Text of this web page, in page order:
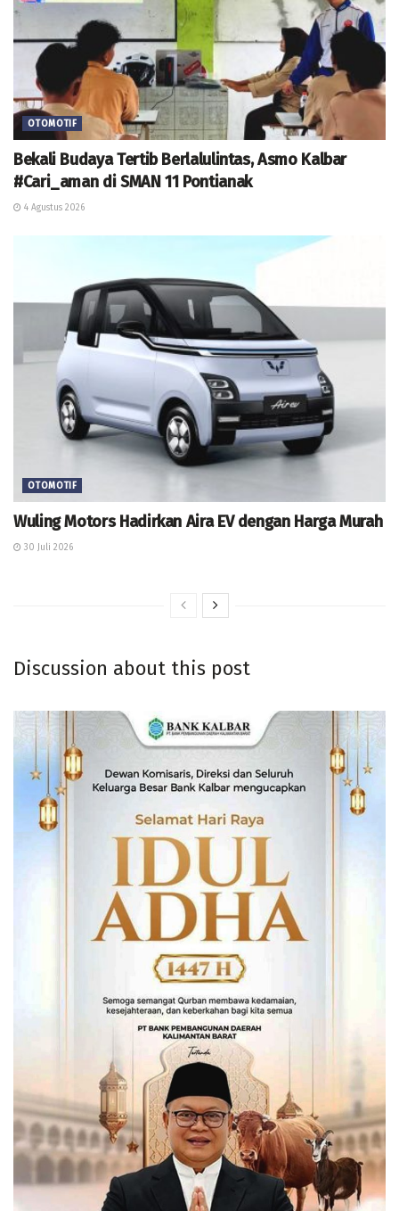
OTOMOTIF
Bekali Budaya Tertib Berlalulintas, Asmo Kalbar
#Cari_aman di SMAN 11 Pontianak
4 Agustus 2026
OTOMOTIF
Wuling Motors Hadirkan Aira EV dengan Harga Murah
30 Juli 2026
Discussion about this post